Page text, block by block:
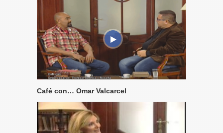
Café con… Omar Valcarcel